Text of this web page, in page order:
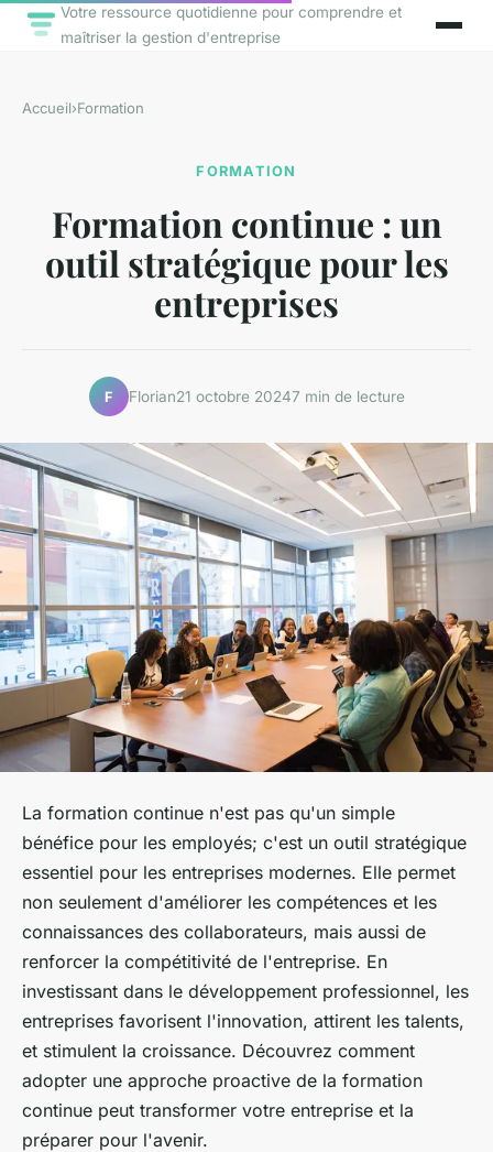
Votre ressource quotidienne pour comprendre et
maîtriser la gestion d'entreprise
Accueil›Formation
FORMATION
Formation continue : un
outil stratégique pour les
entreprises
F Florian21 octobre 20247 min de lecture
La formation continue n'est pas qu'un simple
bénéfice pour les employés; c'est un outil stratégique
essentiel pour les entreprises modernes. Elle permet
non seulement d'améliorer les compétences et les
connaissances des collaborateurs, mais aussi de
renforcer la compétitivité de l'entreprise. En
investissant dans le développement professionnel, les
entreprises favorisent l'innovation, attirent les talents,
et stimulent la croissance. Découvrez comment
adopter une approche proactive de la formation
continue peut transformer votre entreprise et la
préparer pour l'avenir.